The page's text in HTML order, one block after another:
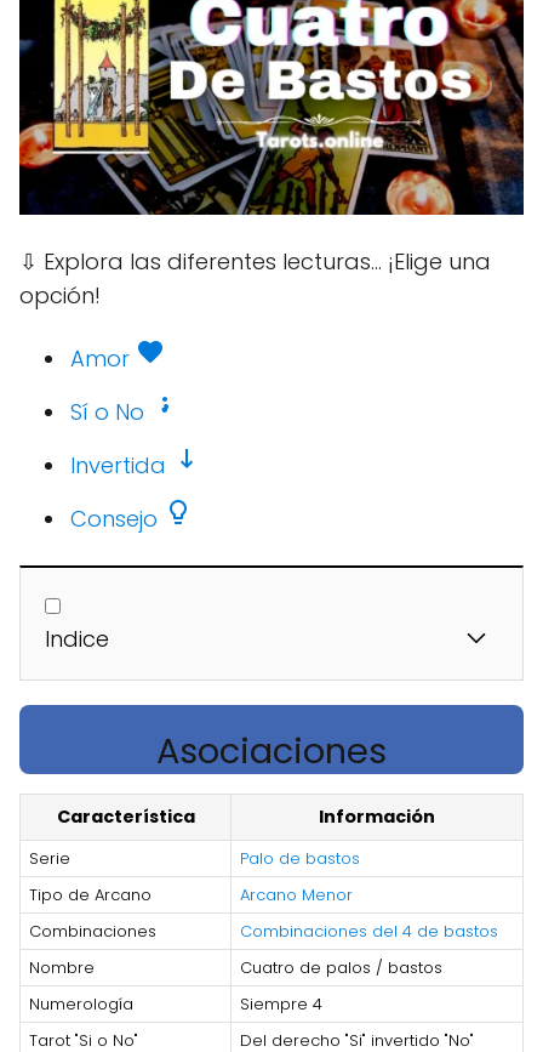
⇩ Explora las diferentes lecturas... ¡Elige una
opción!
Amor
Sí o No
Invertida
Consejo
Indice
Asociaciones
Característica Información
Serie
Palo de bastos
Tipo de Arcano
Arcano Menor
Combinaciones
Combinaciones del 4 de bastos
Nombre
Cuatro de palos / bastos
Numerología
Siempre 4
Tarot "Si o No"
Del derecho "Si" invertido "No"